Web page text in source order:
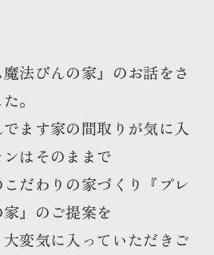
法びんの家』のお話をさ
。
ます家の間取りが気に入
はそのままで
だわりの家づくり『プレ
』のご提案を
変気に入っていただきご